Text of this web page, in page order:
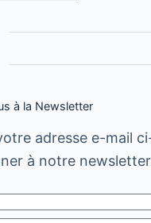
à la Newsletter
adresse e-mail
à notre